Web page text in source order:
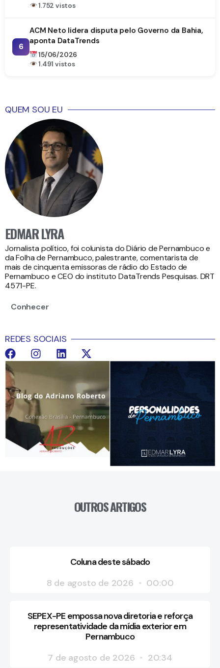
1.752 vistos
6
ACM Neto lidera disputa pelo Governo da Bahia,
aponta DataTrends
15/06/2026
1.491 vistos
QUEM SOU EU
EDMAR LYRA
Jornalista político, foi colunista do Diário de Pernambuco e
da Folha de Pernambuco, palestrante, comentarista de
mais de cinquenta emissoras de rádio do Estado de
Pernambuco e CEO do instituto DataTrends Pesquisas. DRT
4571-PE.
Conhecer
REDES SOCIAIS
OUTROS ARTIGOS
Coluna deste sábado
8 de agosto de 2026
00:00
SEPEX-PE empossa nova diretoria e reforça
representatividade da mídia exterior em
Pernambuco
7 de agosto de 2026
20:34